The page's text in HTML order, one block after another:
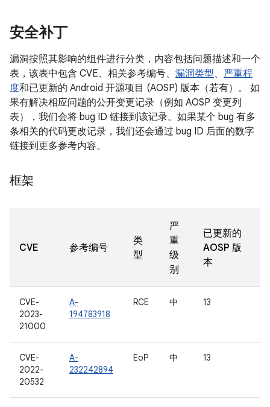
安全补丁
漏洞按照其影响的组件进行分类，内容包括问题描述和一个
表，该表中包含 CVE、相关参考编号、 漏洞类型、 严重程
度和已更新的 Android 开源项目 (AOSP) 版本（若有）。 如
果有解决相应问题的公开变更记录（例如 AOSP 变更列
表），我们会将 bug ID 链接到该记录。如果某个 bug 有多
条相关的代码更改记录，我们还会通过 bug ID 后面的数字
链接到更多参考内容。
框架
CVE 参考编号
类
型
严
重
级
别
已更新的
AOSP 版
本
CVE-
2023-
21000
A-
194783918
RCE 中 13
CVE-
2022-
20532
A-
232242894
EoP 中 13